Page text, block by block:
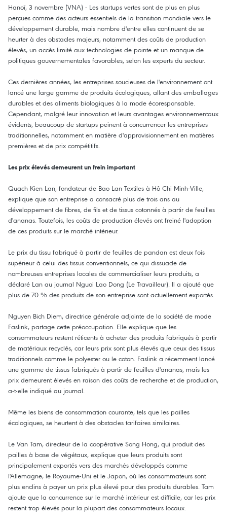
Hanoï, 3 novembre (VNA) - Les startups vertes sont de plus en plus
perçues comme des acteurs essentiels de la transition mondiale vers le
développement durable, mais nombre d'entre elles continuent de se
heurter à des obstacles majeurs, notamment des coûts de production
élevés, un accès limité aux technologies de pointe et un manque de
politiques gouvernementales favorables, selon les experts du secteur.
Ces dernières années, les entreprises soucieuses de l'environnement ont
lancé une large gamme de produits écologiques, allant des emballages
durables et des aliments biologiques à la mode écoresponsable.
Cependant, malgré leur innovation et leurs avantages environnementaux
évidents, beaucoup de startups peinent à concurrencer les entreprises
traditionnelles, notamment en matière d'approvisionnement en matières
premières et de prix compétitifs.
Les prix élevés demeurent un frein important
Quach Kien Lan, fondateur de Bao Lan Textiles à Hô Chi Minh-Ville,
explique que son entreprise a consacré plus de trois ans au
développement de fibres, de fils et de tissus cotonnés à partir de feuilles
d'ananas. Toutefois, les coûts de production élevés ont freiné l'adoption
de ces produits sur le marché intérieur.
Le prix du tissu fabriqué à partir de feuilles de pandan est deux fois
supérieur à celui des tissus conventionnels, ce qui dissuade de
nombreuses entreprises locales de commercialiser leurs produits, a
déclaré Lan au journal Nguoi Lao Dong (Le Travailleur). Il a ajouté que
plus de 70 % des produits de son entreprise sont actuellement exportés.
Nguyen Bich Diem, directrice générale adjointe de la société de mode
Faslink, partage cette préoccupation. Elle explique que les
consommateurs restent réticents à acheter des produits fabriqués à partir
de matériaux recyclés, car leurs prix sont plus élevés que ceux des tissus
traditionnels comme le polyester ou le coton. Faslink a récemment lancé
une gamme de tissus fabriqués à partir de feuilles d'ananas, mais les
prix demeurent élevés en raison des coûts de recherche et de production,
a-t-elle indiqué au journal.
Même les biens de consommation courante, tels que les pailles
écologiques, se heurtent à des obstacles tarifaires similaires.
Le Van Tam, directeur de la coopérative Song Hong, qui produit des
pailles à base de végétaux, explique que leurs produits sont
principalement exportés vers des marchés développés comme
l'Allemagne, le Royaume-Uni et le Japon, où les consommateurs sont
plus enclins à payer un prix plus élevé pour des produits durables. Tam
ajoute que la concurrence sur le marché intérieur est difficile, car les prix
restent trop élevés pour la plupart des consommateurs locaux.